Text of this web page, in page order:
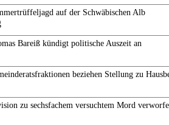
auf der Schwäbischen Alb
Bareiß kündigt politische Auszeit an
beziehen Stellung zu
zu sechsfachem versuchtem Mord